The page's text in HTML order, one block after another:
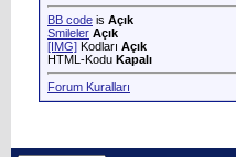
BB code is Açık
Smileler Açık
[IMG] Kodları Açık
HTML-Kodu Kapalı
Forum Kuralları